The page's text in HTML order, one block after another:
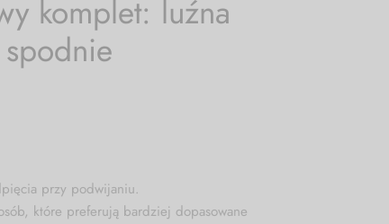
komplet: luźna
przy podwijaniu.
które preferują bardziej dopasowane